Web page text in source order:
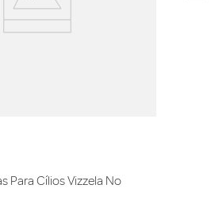
Para Cílios Vizzela No